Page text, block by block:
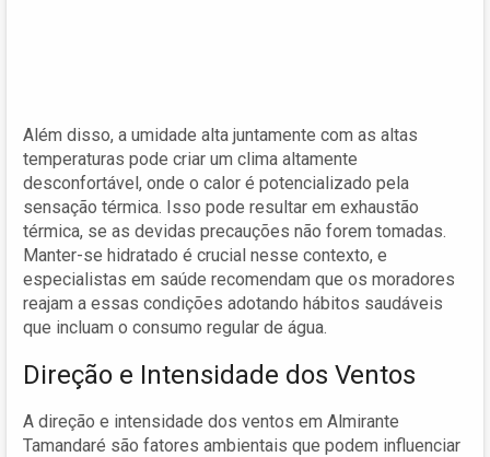
Além disso, a umidade alta juntamente com as altas
temperaturas pode criar um clima altamente
desconfortável, onde o calor é potencializado pela
sensação térmica. Isso pode resultar em exhaustão
térmica, se as devidas precauções não forem tomadas.
Manter-se hidratado é crucial nesse contexto, e
especialistas em saúde recomendam que os moradores
reajam a essas condições adotando hábitos saudáveis
que incluam o consumo regular de água.
Direção e Intensidade dos Ventos
A direção e intensidade dos ventos em Almirante
Tamandaré são fatores ambientais que podem influenciar